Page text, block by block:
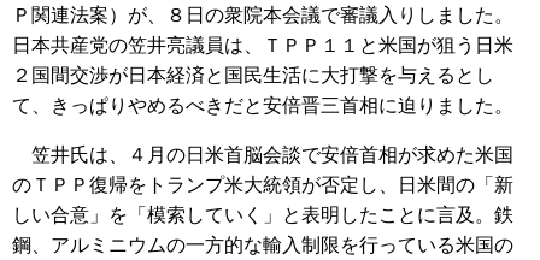
Ｐ関連法案）が、８日の衆院本会議で審議入りしました。
日本共産党の笠井亮議員は、ＴＰＰ１１と米国が狙う日米
２国間交渉が日本経済と国民生活に大打撃を与えるとし
て、きっぱりやめるべきだと安倍晋三首相に迫りました。
笠井氏は、４月の日米首脳会談で安倍首相が求めた米国
のＴＰＰ復帰をトランプ米大統領が否定し、日米間の「新
しい合意」を「模索していく」と表明したことに言及。鉄
鋼、アルミニウムの一方的な輸入制限を行っている米国の